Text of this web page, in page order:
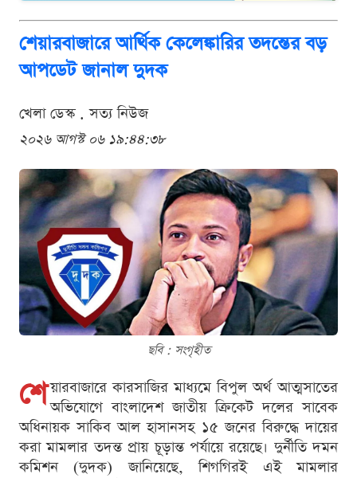
শেয়ারবাজারে আর্থিক কেলেঙ্কারির তদন্তের বড়
আপডেট জানাল দুদক
খেলা ডেস্ক . সত্য নিউজ
২০২৬ আগস্ট ০৬ ১৯:৪৪:৩৮
ছবি : সংগৃহীত
শে য়ারবাজারে কারসাজির মাধ্যমে বিপুল অর্থ আত্মসাতের
অভিযোগে বাংলাদেশ জাতীয় ক্রিকেট দলের সাবেক
অধিনায়ক সাকিব আল হাসানসহ ১৫ জনের বিরুদ্ধে দায়ের
করা মামলার তদন্ত প্রায় চূড়ান্ত পর্যায়ে রয়েছে। দুর্নীতি দমন
কমিশন (দুদক) জানিয়েছে, শিগগিরই এই মামলার